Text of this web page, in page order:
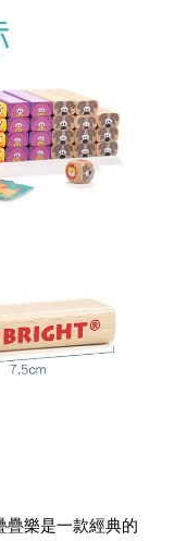
疊樂是一款經典的